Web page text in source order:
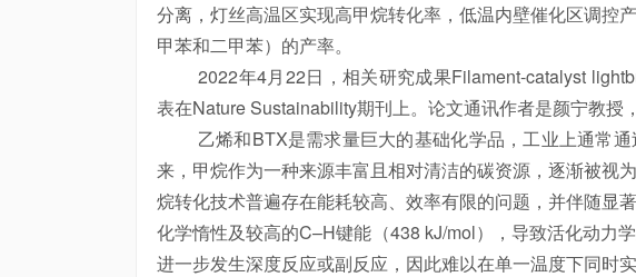
分离，灯丝高温区实现高甲烷转化率，低温内壁催化区调控
甲苯和二甲苯）的产率。
2022年4月22日，相关研究成果Filament-catalyst
表在Nature Sustainability期刊上。论文通讯作者是颜宁教授
乙烯和BTX是需求量巨大的基础化学品，工业上通常通
来，甲烷作为一种来源丰富且相对清洁的碳资源，逐渐被视
烷转化技术普遍存在能耗较高、效率有限的问题，并伴随显
化学惰性及较高的C–H键能（438 kJ/mol），导致活化动力
进一步发生深度反应或副反应，因此难以在单一温度下同时